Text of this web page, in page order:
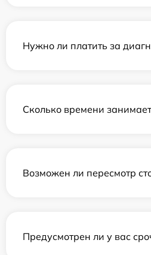
Нужно ли платить за
Сколько времени
Возможен ли пересмотр
Предусмотрен ли у вас